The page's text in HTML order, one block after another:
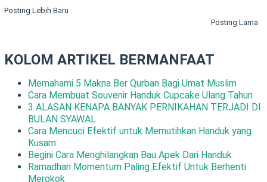
Posting Lebih Baru
Posting Lama
KOLOM ARTIKEL BERMANFAAT
Memahami 5 Makna Ber Qurban Bagi Umat Muslim
Cara Membuat Souvenir Handuk Cupcake Ulang Tahun
3 ALASAN KENAPA BANYAK PERNIKAHAN TERJADI DI
BULAN SYAWAL
Cara Mencuci Efektif untuk Memutihkan Handuk yang
Kusam
Begini Cara Menghilangkan Bau Apek Dari Handuk
Ramadhan Momentum Paling Efektif Untuk Berhenti
Merokok